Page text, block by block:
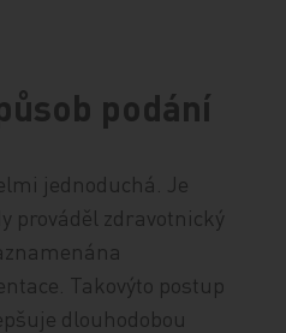
podání
jednoduchá. Je
prováděl zdravotnický
Takovýto postup
dlouhodobou